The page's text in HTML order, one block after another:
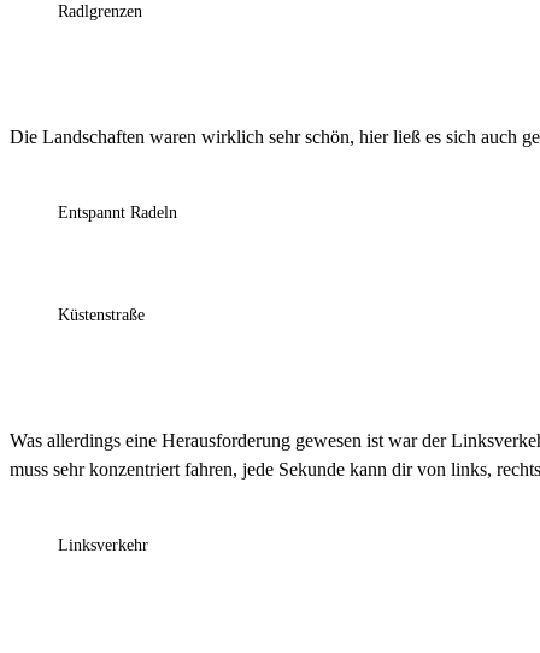
Radlgrenzen
Die Landschaften waren wirklich sehr schön, hier ließ es sich auch
Entspannt Radeln
Küstenstraße
Was allerdings eine Herausforderung gewesen ist war der
muss sehr konzentriert fahren, jede Sekunde kann dir von links,
Linksverkehr